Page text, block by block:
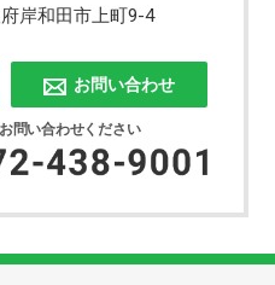
岸和田市上町9-4
お問い合わせ
問い合わせください